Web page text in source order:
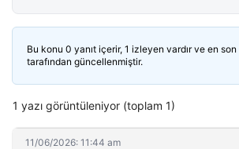
Bu konu 0 yanıt içerir, 1 izleyen vardır ve en son
tarafından güncellenmiştir.
1 yazı görüntüleniyor (toplam 1)
11/06/2026: 11:44 am